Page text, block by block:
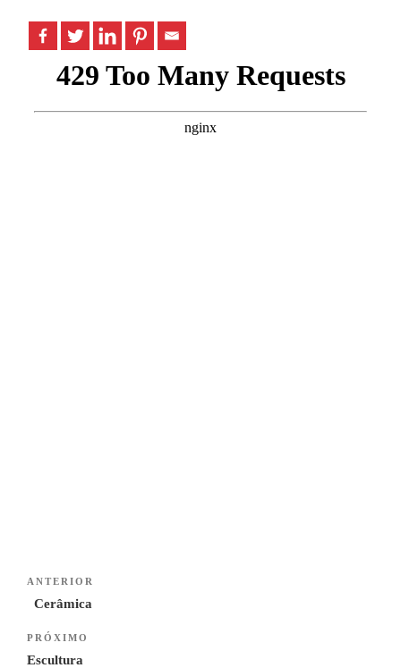
Navegação
de
Previous
Post
ANTERIOR
Cerâmica
Next
Post
PRÓXIMO
Escultura